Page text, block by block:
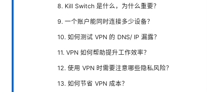
8. Kill Switch 是什么，为什么重要？
9. 一个账户能同时连接多少设备？
10. 如何测试 VPN 的 DNS/ IP 漏露？
11. VPN 如何帮助提升工作效率？
12. 使用 VPN 时需要注意哪些隐私风险？
13. 如何节省 VPN 成本？